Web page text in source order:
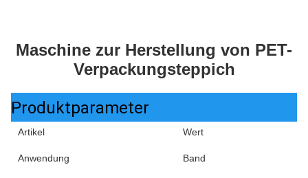
Maschine zur Herstellung von PET-
Verpackungsteppich
Produktparameter
Artikel Wert
Anwendung Band